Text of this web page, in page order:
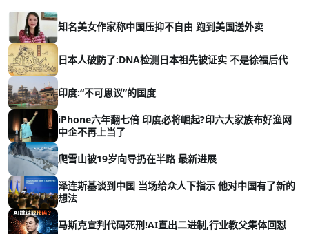
知名美女作家称中国压抑不自由 跑到美国送外卖
日本人破防了:DNA检测日本祖先被证实 不是徐福后代
印度:“不可思议”的国度
iPhone六年翻七倍 印度必将崛起?印六大家族布好渔网
中企不再上当了
爬雪山被19岁向导扔在半路 最新进展
泽连斯基谈到中国 当场给众人下指示 他对中国有了新的
想法
马斯克宣判代码死刑!AI直出二进制,行业教父集体回怼